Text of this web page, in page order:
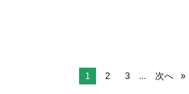
1 2 3 ... 次へ